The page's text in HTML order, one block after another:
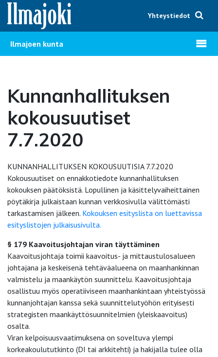
Hyppää sisältöön
Yhteystiedot
Ilmajoen kunta Avaa
Kunnanhallituksen
kokousuutiset
7.7.2020
KUNNANHALLITUKSEN KOKOUSUUTISIA 7.7.2020
Kokousuutiset on ennakkotiedote kunnanhallituksen
kokouksen päätöksistä. Lopullinen ja käsittelyvaiheittainen
pöytäkirja julkaistaan kunnan verkkosivulla välittömästi
tarkastamisen jälkeen. Kokouksen esityslista on luettavissa
esityslistojen julkaisusivulta.
§ 179 Kaavoitusjohtajan viran täyttäminen
Kaavoitusjohtaja toimii kaavoitus- ja mittaustulosalueen
johtajana ja keskeisenä tehtäväalueena on maanhankinnan
valmistelu ja maankäytön suunnittelu. Kaavoitusjohtaja
osallistuu myös operatiiviseen maanhankintaan yhteistyössä
kunnanjohtajan kanssa sekä suunnittelutyöhön erityisesti
strategisten maankäyttösuunnitelmien (yleiskaavoitus)
osalta.
Viran kelpoisuusvaatimuksena on soveltuva ylempi
korkeakoulututkinto (DI tai arkkitehti) ja hakijalla tulee olla